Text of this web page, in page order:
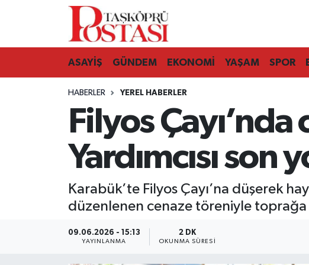
ASAYİŞ GÜNDEM EKONOMİ YAŞAM SPOR
HABERLER YEREL HABERLER
Filyos
Yardımcısı
Karabük’te Filyos Çayı’na düşerek
düzenlenen cenaze töreniyle toprağa
09.06.2026 - 15:13
YAYINLANMA
2 DK
OKUNMA SÜRESI
Kastamonu Vefat Edenler
Ağlı Haberleri
Araç Haberleri
Azdavay Haberleri
Bozkurt Haberleri